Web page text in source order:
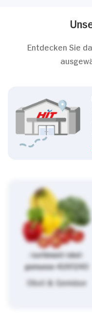
Entdecken Sie
/sortiment/obst-
gemuese-4261243
Obst & Gemüse